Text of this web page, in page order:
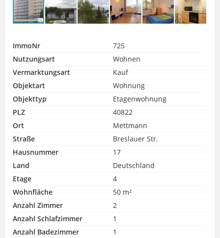
ImmoNr
725
Nutzungsart
Wohnen
Vermarktungsart
Kauf
Objektart
Wohnung
Objekttyp
Etagenwohnung
PLZ
40822
Ort
Mettmann
Straße
Breslauer Str.
Hausnummer
17
Land
Deutschland
Etage
4
Wohnfläche
50 m²
Anzahl Zimmer
2
Anzahl Schlafzimmer
1
Anzahl Badezimmer
1